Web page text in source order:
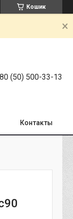
Кошик
(50) 500-33-13
Контакты